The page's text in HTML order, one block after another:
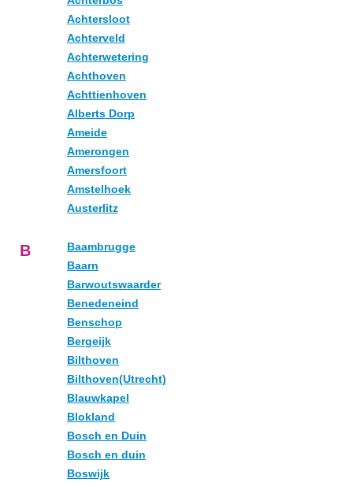
Achtersloot
Achterveld
Achterwetering
Achthoven
Achttienhoven
Alberts Dorp
Ameide
Amerongen
Amersfoort
Amstelhoek
Austerlitz
B
Baambrugge
Baarn
Barwoutswaarder
Benedeneind
Benschop
Bergeijk
Bilthoven
Bilthoven(Utrecht)
Blauwkapel
Blokland
Bosch en Duin
Bosch en duin
Boswijk